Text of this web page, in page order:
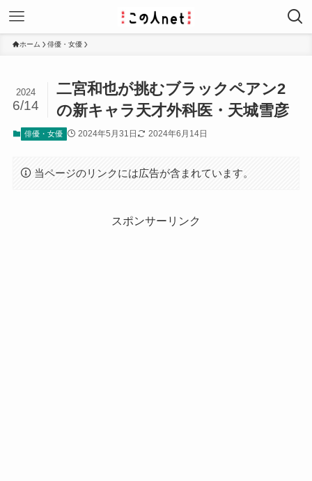
ホーム 俳優・女優
二宮和也が挑むブラックペアン2
の新キャラ天才外科医・天城雪彦
2024
6/14
俳優・女優 2024年5月31日 2024年6月14日
当ページのリンクには広告が含まれています。
スポンサーリンク